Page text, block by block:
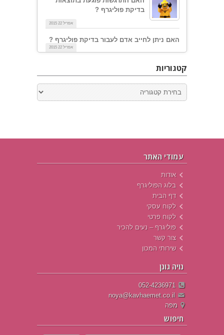
בדיקת פוליגרף ?
אפריל 22 2015
האם ניתן לחייב אדם לעבור בדיקת פוליגרף ?
אפריל 22 2015
קטגוריות
עמודי האתר
אודות
בלוג הפוליגרף
דף הבית
לקוח עסקי
לקוח פרטי
פוליגרף – נעים להכיר
צור קשר
שירותי המכון
נויה גונן
052-4236971
noya@kavhaemet.co.il
מפה
חיפוש